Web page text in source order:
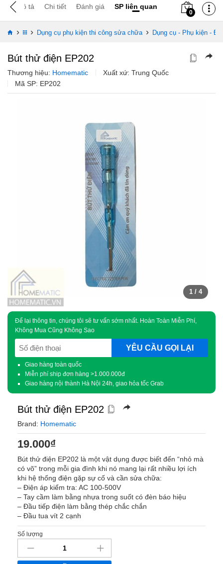
Mô tả Chi tiết Đánh giá SP liên quan
0
› › Dụng cụ phụ kiện thi công sửa chữa › Dụng cụ - Phụ kiện - Đo
Bút thử điện EP202
Thương hiệu: Homematic
Xuất xứ: Trung Quốc
Mã SP: EP202
1 / 4
Để lại thông tin, chúng tôi sẽ tư vấn sớm nhất. Hoàn Toàn Miễn Phí,
Không Mua Cũng Không Sao
SĐT
(Required)
Giao hàng toàn quốc
Miễn phí ship đơn hàng >1.000.000đ
Giao hàng nội thành Hà Nội 24h, giao hỏa tốc Grab
Bút thử điện EP202
Brand: Homematic
19.000₫
Bút thử điện EP202 là một vật dụng được biết đến “nhỏ mà
có võ” trong mỗi gia đình khi nó mang lại rất nhiều lợi ích
khi hệ thống điện gặp sự cố và cần sửa chữa:
– Điện áp kiểm tra: AC 100-500V
– Tay cầm làm bằng nhựa trong suốt có đèn báo hiệu
– Đầu tiếp điện làm bằng thép chắc chắn
– Đầu tua vít 2 cạnh
Bút
thử
điện
Số lượng